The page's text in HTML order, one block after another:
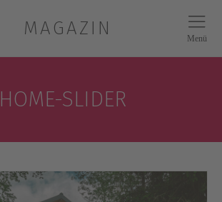
MAGAZIN Menü
HOME-SLIDER